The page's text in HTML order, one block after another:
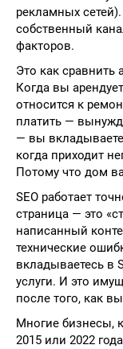
рекламных
собственный
факторов.
Это как сравнить
Когда вы
относится к
платить —
— вы
когда приходит
Потому что дом
SEO работает
страница — это
написанный
технические
вкладываетесь в
услуги. И это
после того, как
Многие бизнесы,
2015 или 2022